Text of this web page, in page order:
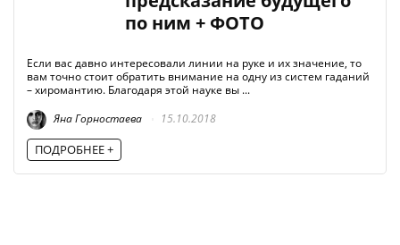
по ним + ФОТО
Если вас давно интересовали линии на руке и их значение, то
вам точно стоит обратить внимание на одну из систем гаданий
– хиромантию. Благодаря этой науке вы ...
Яна Горностаева
15.10.2018
ПОДРОБНЕЕ +